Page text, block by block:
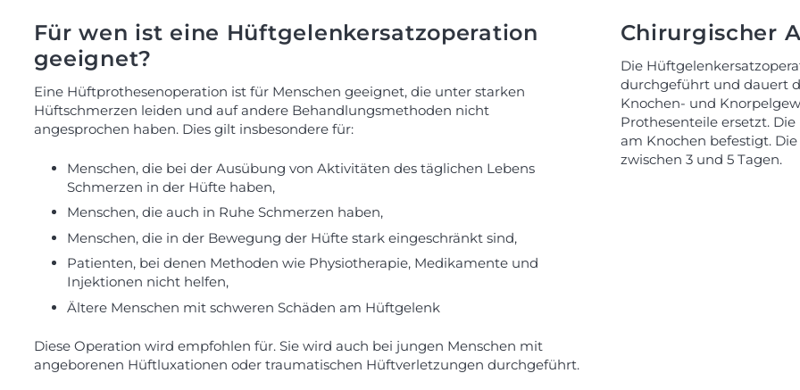
Für wen ist eine Hüftgelenkersatzoperation
geeignet?
Eine Hüftprothesenoperation ist für Menschen geeignet, die unter starken
Hüftschmerzen leiden und auf andere Behandlungsmethoden nicht
angesprochen haben. Dies gilt insbesondere für:
Menschen, die bei der Ausübung von Aktivitäten des täglichen Lebens
Schmerzen in der Hüfte haben,
Menschen, die auch in Ruhe Schmerzen haben,
Menschen, die in der Bewegung der Hüfte stark eingeschränkt sind,
Patienten, bei denen Methoden wie Physiotherapie, Medikamente und
Injektionen nicht helfen,
Ältere Menschen mit schweren Schäden am Hüftgelenk
Diese Operation wird empfohlen für. Sie wird auch bei jungen Menschen mit
angeborenen Hüftluxationen oder traumatischen Hüftverletzungen durchgeführt.
Chirurgischer
Die
durchgeführt und dauert
Knochen- und
Prothesenteile ersetzt.
am Knochen befestigt.
zwischen 3 und 5 Tagen.